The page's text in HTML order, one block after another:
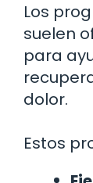
Los
suelen
para
dolor.
Estos